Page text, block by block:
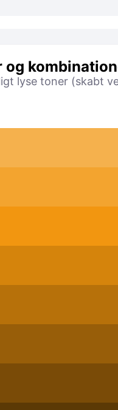
og
lyse toner (skabt